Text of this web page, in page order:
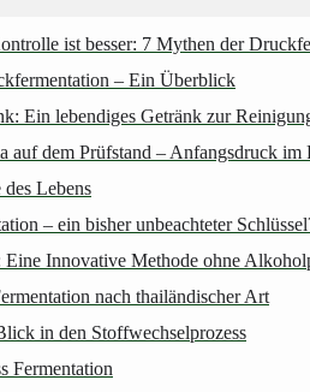
ist besser: 7 Mythen der
– Ein Überblick
Ein lebendiges Getränk zur
auf dem Prüfstand – Anfangsdruck im
Lebens
– ein bisher unbeachteter
Eine Innovative Methode ohne
nach thailändischer Art
in den Stoffwechselprozess
Fermentation